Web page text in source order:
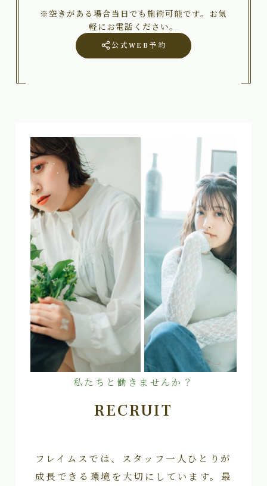
※空きがある場合当日でも施術可能です。お気
軽にお電話ください。
公式WEB予約
私たちと働きませんか？
RECRUIT
フレイムスでは、スタッフ一人ひとりが
成長できる環境を大切にしています。最